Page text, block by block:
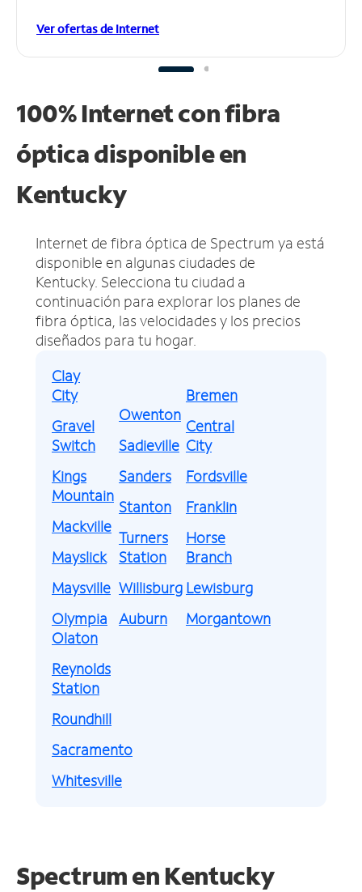
Ver ofertas de Internet
100% Internet con fibra
óptica disponible en
Kentucky
Internet de fibra óptica de Spectrum ya está
disponible en algunas ciudades de
Kentucky. Selecciona tu ciudad a
continuación para explorar los planes de
fibra óptica, las velocidades y los precios
diseñados para tu hogar.
Clay
City
Gravel
Switch
Kings
Mountain
Mackville
Mayslick
Maysville
Olympia
Owenton
Sadieville
Sanders
Stanton
Turners
Station
Willisburg
Auburn
Bremen
Central
City
Fordsville
Franklin
Horse
Branch
Lewisburg
Morgantown
Olaton
Reynolds
Station
Roundhill
Sacramento
Whitesville
Spectrum en Kentucky